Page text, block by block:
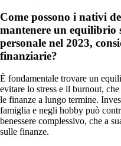
Come possono i nativi
mantenere un equilibrio
personale nel 2023,
finanziarie?
È fondamentale trovare un
evitare lo stress e il burnout,
le finanze a lungo termine.
famiglia e negli hobby può
benessere complessivo, che a
sulle finanze.